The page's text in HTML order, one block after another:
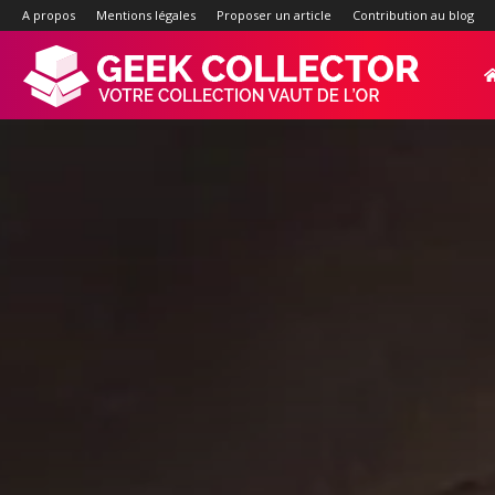
A propos Mentions légales Proposer un article Contribution au blog